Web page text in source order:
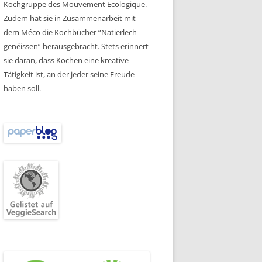
Kochgruppe des Mouvement Ecologique.
Zudem hat sie in Zusammenarbeit mit
dem Méco die Kochbücher “Natierlech
genéissen” herausgebracht. Stets erinnert
sie daran, dass Kochen eine kreative
Tätigkeit ist, an der jeder seine Freude
haben soll.